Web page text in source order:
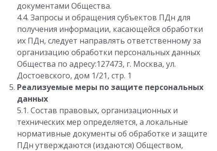
документами Общества.
4.4. Запросы и обращения субъектов ПДн для
получения информации, касающейся обработки
их ПДн, следует направлять ответственному за
организацию обработки персональных данных
Общества по адресу:127473, г. Москва, ул.
Достоевского, дом 1/21, стр. 1
Реализуемые меры по защите персональных
данных
5.1. Состав правовых, организационных и
технических мер определяется, а локальные
нормативные документы об обработке и защите
ПДн утверждаются (издаются) Обществом,